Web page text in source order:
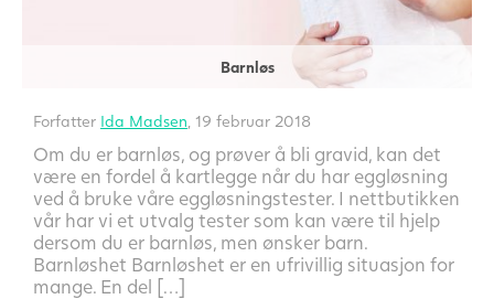
Barnløs
Forfatter Ida Madsen , 19 februar 2018
Om du er barnløs, og prøver å bli gravid, kan det
være en fordel å kartlegge når du har eggløsning
ved å bruke våre eggløsningstester. I nettbutikken
vår har vi et utvalg tester som kan være til hjelp
dersom du er barnløs, men ønsker barn.
Barnløshet Barnløshet er en ufrivillig situasjon for
mange. En del […]